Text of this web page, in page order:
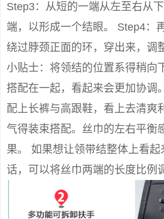
Step3：从短的一端从左至右从
端，以形成一个结眼。 Step4：
绕过脖颈正面的环，穿出来，调
小贴士：将领结的位置系得稍向
搭配在一起，看起来会更加协调
配上长裤与高跟鞋，看上去清爽
气得装束搭配。丝巾的左右平衡
果。 如果想让领带结整体上看
话，可以将丝巾两端的长度比例